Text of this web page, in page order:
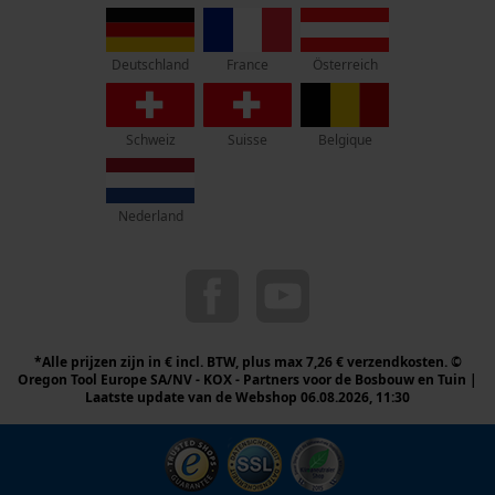
Rue Emile Francqui 11
1435 Mont-Saint-Guibert
Geen winkel!
Retouradres:
Beim Erlenwäldchen 14/2
71522 Backnang
Deutschland France Österreich
Schweiz Suisse Belgique
Nederland
*Alle prijzen zijn in € incl. BTW, plus max 7,26 € verzendkosten. ©
Oregon Tool Europe SA/NV - KOX - Partners voor de Bosbouw en Tuin |
Laatste update van de Webshop 06.08.2026, 11:30